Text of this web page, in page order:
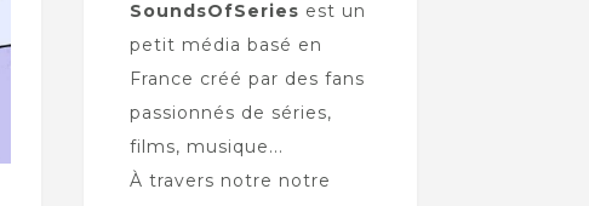
SoundsOfSeries est un
petit média basé en
France créé par des fans
passionnés de séries,
films, musique...
À travers notre notre